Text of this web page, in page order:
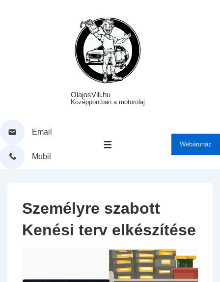
OlajosVili.hu
Középpontban a motorolaj
Email
Mobil
MENÜ Webáruház
Személyre szabott
Kenési terv elkészítése